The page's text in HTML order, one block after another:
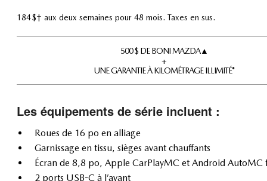
184 $† aux deux semaines pour 48 mois. Taxes en sus.
500 $ DE BONI MAZDA▲
+
UNE GARANTIE À KILOMÉTRAGE ILLIMITÉ*
Les équipements de série incluent :
Roues de 16 po en alliage
Garnissage en tissu, sièges avant chauffants
Écran de 8,8 po, Apple CarPlayMC et Android AutoMC
2 ports USB-C à l’avant